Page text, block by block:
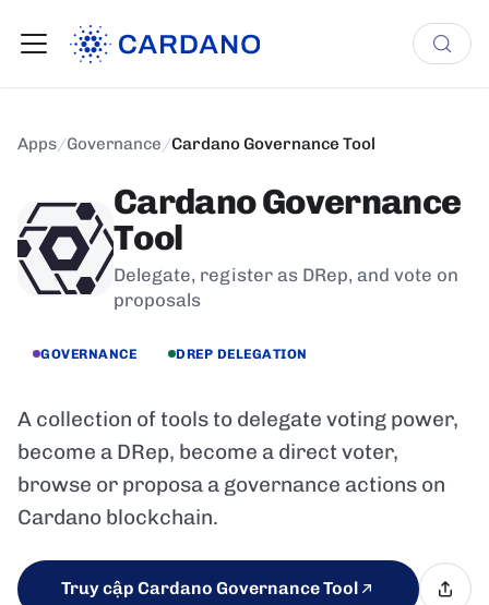
Apps/Governance/Cardano Governance Tool
Cardano Governance
Tool
Delegate, register as DRep, and vote on
proposals
GOVERNANCE DREP DELEGATION
A collection of tools to delegate voting power,
become a DRep, become a direct voter,
browse or proposa a governance actions on
Cardano blockchain.
Truy cập Cardano Governance Tool